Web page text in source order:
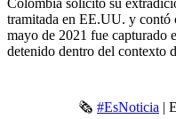
tramitada en EE.UU. y contó
mayo de 2021 fue capturado
detenido dentro del contexto
🗞️ #EsNoticia |